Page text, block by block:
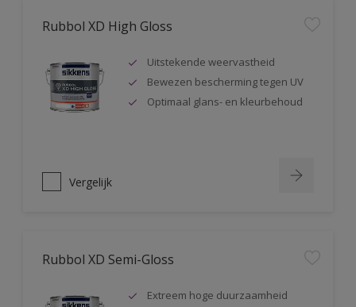
Rubbol XD High Gloss
Uitstekende weervastheid
Bewezen bescherming tegen UV
Optimaal glans- en kleurbehoud
Vergelijk
Rubbol XD Semi-Gloss
Extreem hoge duurzaamheid